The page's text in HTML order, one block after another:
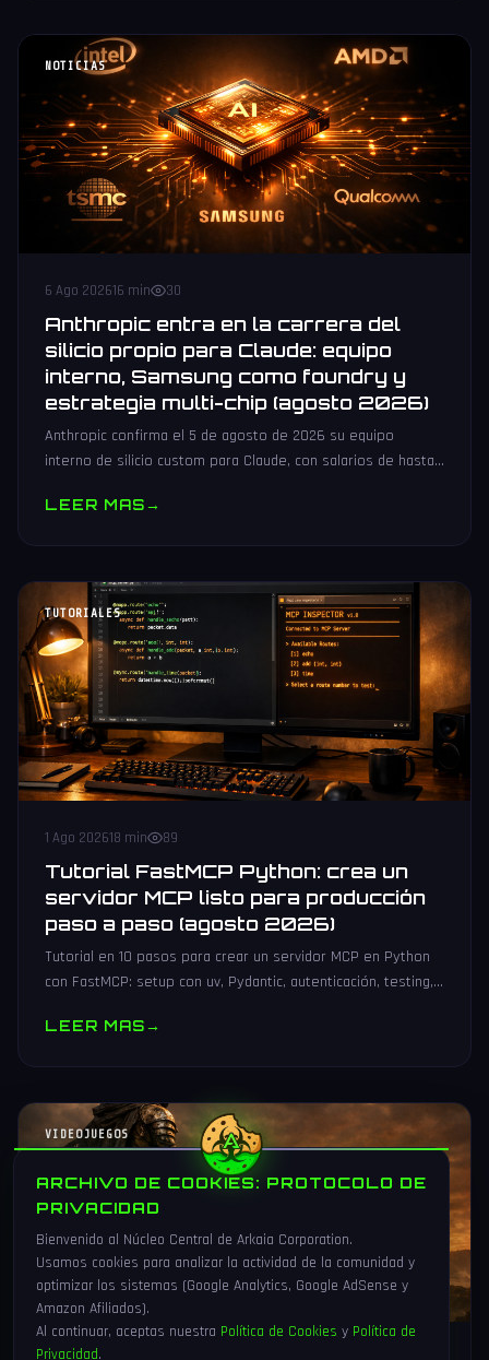
NOTICIAS
6 Ago 202616 min 30
Anthropic entra en la carrera del
silicio propio para Claude: equipo
interno, Samsung como foundry y
estrategia multi-chip (agosto 2026)
Anthropic confirma el 5 de agosto de 2026 su equipo
interno de silicio custom para Claude, con salarios de hasta
estrategia multi-chip.
LEER MAS→
TUTORIALES
1 Ago 202618 min 89
Tutorial FastMCP Python: crea un
servidor MCP listo para producción
paso a paso (agosto 2026)
Tutorial en 10 pasos para crear un servidor MCP en Python
con FastMCP: setup con uv, Pydantic, autenticación, testing,
LEER MAS→
VIDEOJUEGOS
ARCHIVO DE COOKIES: PROTOCOLO DE
PRIVACIDAD
Bienvenido al Núcleo Central de Arkaia Corporation.
Usamos cookies para analizar la actividad de la comunidad y
optimizar los sistemas (Google Analytics, Google AdSense y
Amazon Afiliados).
Al continuar, aceptas nuestra Política de Cookies y Política de
Privacidad.